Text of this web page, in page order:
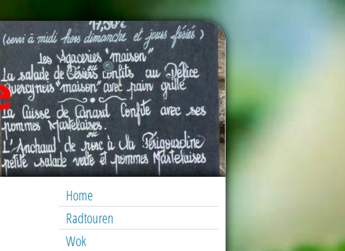
Home
Radtouren
Wok